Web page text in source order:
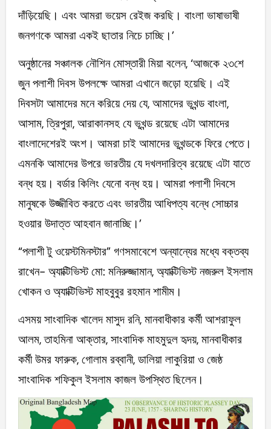
দাঁড়িয়েছি। এবং আমরা ভয়েস রেইজ করছি। বাংলা ভাষাভাষী
জনগণকে আমরা একই ছাতার নিচে চাচ্ছি।’
অনুষ্ঠানের সঞ্চালক নৌশিন মোস্তারী মিয়া বলেন, ‘আজকে ২৩শে
জুন পলাশী দিবস উপলক্ষে আমরা এখানে জড়ো হয়েছি। এই
দিবসটা আমাদের মনে করিয়ে দেয় যে, আমাদের ভূখন্ড বাংলা,
আসাম, ত্রিপুরা, আরাকানসহ যে ভূখন্ড রয়েছে এটা আমাদের
বাংলাদেশেরই অংশ। আমরা চাই আমাদের ভূখন্ডকে ফিরে পেতে।
এমনকি আমাদের উপরে ভারতীয় যে দখলদারিত্ব রয়েছে এটা যাতে
বন্ধ হয়। বর্ডার কিলিং যেনো বন্ধ হয়। আমরা পলাশী দিবসে
মানুষকে উজ্জীবিত করতে এবং ভারতীয় আধিপত্য বন্ধে সোচ্চার
হওয়ার উদাত্ত আহবান জানাচ্ছি।’
“পলাশী টু ওয়েস্টমিনস্টার” গণসমাবেশে অন্যান্যের মধ্যে বক্তব্য
রাখেন- অ্যাক্টিভিস্ট মো: মনিরুজ্জামান, অ্যাক্টিভিস্ট নজরুল ইসলাম
খোকন ও অ্যাক্টিভিস্ট মাহবুবুর রহমান শামীম।
এসময় সাংবাদিক খালেদ মাসুদ রনি, মানবাধীকার কর্মী আশরাফুল
আলম, তাহমিনা আক্তার, সাংবাদিক মাহমুদুল হৃদয়, মানবাধীকার
কর্মী উমর ফারুক, গোলাম রব্বানী, ডালিয়া লাকুরিয়া ও জেষ্ঠ
সাংবাদিক শফিকুল ইসলাম কাজল উপস্থিত ছিলেন।